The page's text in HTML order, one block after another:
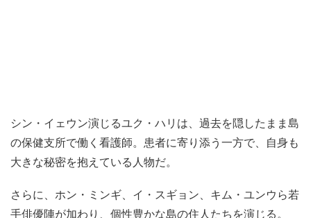
シン・イェウン演じるユク・ハリは、過去を隠したまま島
の保健支所で働く看護師。患者に寄り添う一方で、自身も
大きな秘密を抱えている人物だ。
さらに、ホン・ミンギ、イ・スギョン、キム・ユンウら若
手俳優陣が加わり、個性豊かな島の住人たちを演じる。